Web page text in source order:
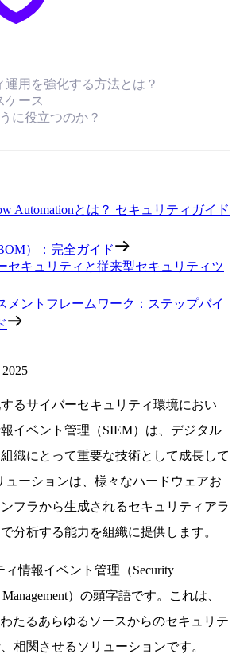
運用を強化する方法とは？
ケース
に役立つのか？
Automationとは？ セキュリティガイド
）：完全ガイド
セキュリティと従来型セキュリティツ
メントフレームワーク：ステップバイ
るサイバーセキュリティ環境におい
イベント管理（SIEM）は、デジタル
織にとって重要な技術として成長して
ューションは、様々なハードウェアお
フラから生成されるセキュリティアラ
分析する能力を組織に提供します。
ィ情報イベント管理（Security
）の頭字語です。これは、
たるあらゆるソースからのセキュリテ
相関させるソリューションです。